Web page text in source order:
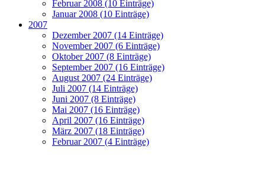
Februar 2008 (10 Einträge)
Januar 2008 (10 Einträge)
2007
Dezember 2007 (14 Einträge)
November 2007 (6 Einträge)
Oktober 2007 (8 Einträge)
September 2007 (16 Einträge)
August 2007 (24 Einträge)
Juli 2007 (14 Einträge)
Juni 2007 (8 Einträge)
Mai 2007 (16 Einträge)
April 2007 (16 Einträge)
März 2007 (18 Einträge)
Februar 2007 (4 Einträge)